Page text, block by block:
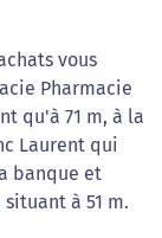
vous
Pharmacie
qu'à 71 m, à la
Laurent qui
banque et
à 51 m.